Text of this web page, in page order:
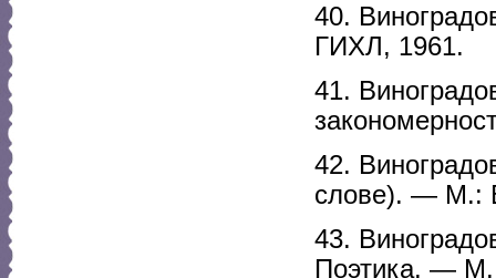
40.
ГИХЛ, 1961.
41.
42.
слове). — М.:
43.
Поэтика. —